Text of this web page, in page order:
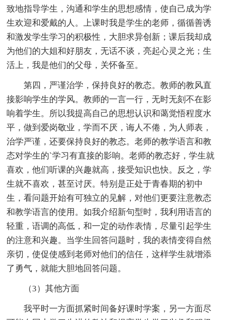
致地指导学生，沟通和学生的思想感情，使自己成为学
生欢迎和爱戴的人。上课时我是学生的老师，循循善诱
和激发学生学习的积极性，大胆求异创新；课后我却成
为他们的大姐和好朋友，无话不谈，亮起心灵之光；生
活上，我是他们的父母，关怀备至。
第四，严谨治学，保持良好的教态。教师的教风直
接影响学生的学风。教师的一言一行，无时无刻不在影
响着学生。所以我提高自己的思想认识和蔼觉悟程度水
平，做到爱岗敬业，学而不厌，诲人不倦，为人师表，
治学严谨，还要保持良好的教态。老师的教学语言和教
态对学生的`学习有直接的影响。老师的教态好，学生就
喜欢，他们听课的兴趣就高，接受知识也快。反之，学
生就不喜欢，甚至讨厌。特别是正处于青春期的初中
生，看问题开始有可独立的见解，对他们更要注意教态
和教学语言的使用。如我介绍新句型时，我利用语言的
轻重，语调的高低，和一定的动作表情，尽量引起学生
的注意和兴趣。当学生回答问题时，我的表情变得自然
亲切，使促使感到老师对他们的信任，这样学生就增添
了勇气，就能大胆地回答问题。
（3）其他方面
我平时一方面抓紧时间备好课时学案，另一方面尽